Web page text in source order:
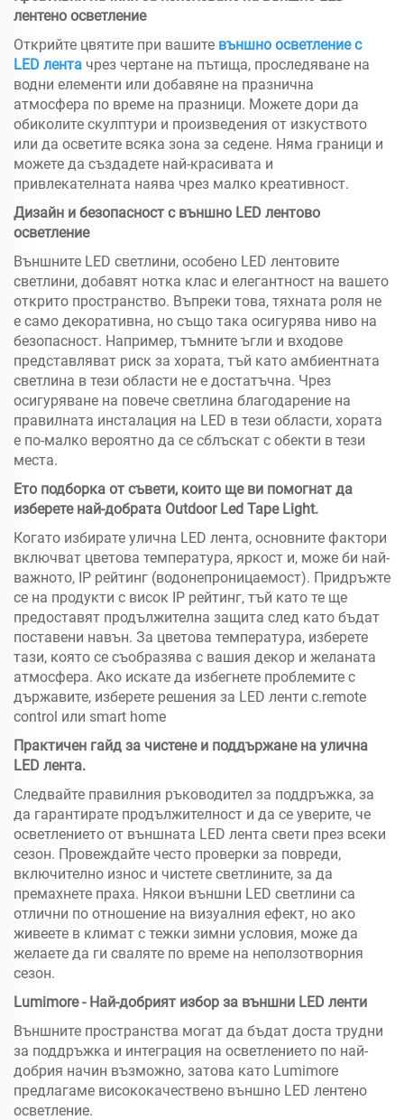
лентено осветление
Открийте цвятите при вашите външно осветление с
LED лента чрез чертане на пътища, проследяване на
водни елементи или добавяне на празнична
атмосфера по време на празници. Можете дори да
обиколите скулптури и произведения от изкуството
или да осветите всяка зона за седене. Няма граници и
можете да създадете най-красивата и
привлекателната наява чрез малко креативност.
Дизайн и безопасност с външно LED лентово
осветление
Външните LED светлини, особено LED лентовите
светлини, добавят нотка клас и елегантност на вашето
открито пространство. Въпреки това, тяхната роля не
е само декоративна, но също така осигурява ниво на
безопасност. Например, тъмните ъгли и входове
представляват риск за хората, тъй като амбиентната
светлина в тези области не е достатъчна. Чрез
осигуряване на повече светлина благодарение на
правилната инсталация на LED в тези области, хората
е по-малко вероятно да се сблъскат с обекти в тези
места.
Ето подборка от съвети, които ще ви помогнат да
изберете най-добрата Outdoor Led Tape Light.
Когато избирате улична LED лента, основните фактори
включват цветова температура, яркост и, може би най-
важното, IP рейтинг (водонепроницаемост). Придръжте
се на продукти с висок IP рейтинг, тъй като те ще
предоставят продължителна защита след като бъдат
поставени навън. За цветова температура, изберете
тази, която се съобразява с вашия декор и желаната
атмосфера. Ако искате да избегнете проблемите с
държавите, изберете решения за LED ленти с.remote
control или smart home
Практичен гайд за чистене и поддържане на улична
LED лента.
Следвайте правилния ръководител за поддръжка, за
да гарантирате продължителност и да се уверите, че
осветлението от външната LED лента свети през всеки
сезон. Провеждайте често проверки за повреди,
включително износ и чистете светлините, за да
премахнете праха. Някои външни LED светлини са
отлични по отношение на визуалния ефект, но ако
живеете в климат с тежки зимни условия, може да
желаете да ги сваляте по време на неползотворния
сезон.
Lumimore - Най-добрият избор за външни LED ленти
Външните пространства могат да бъдат доста трудни
за поддръжка и интеграция на осветлението по най-
добрия начин възможно, затова като Lumimore
предлагаме висококачествено външно LED лентено
осветление.